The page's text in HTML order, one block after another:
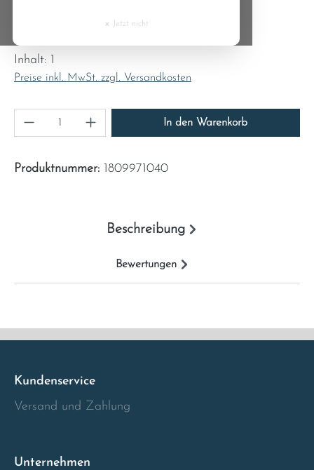
Inhalt: 1
Preise inkl. MwSt. zzgl. Versandkosten
Produkt Anzahl: Gib den gewünschten Wert
In den Warenkorb
Produktnummer: 1809971040
Beschreibung
Bewertungen
Kundenservice
Versand und Zahlung
Unternehmen
Czech Republic
Denmark
Estonia
Italia
Latvia
Luxembourg
× Jetzt nicht